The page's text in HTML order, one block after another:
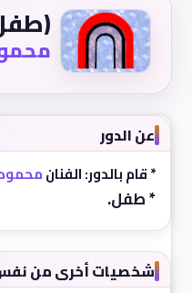
عن الدور
* قام بالدور: الفنان
* طفل.
شخصيات أخرى من